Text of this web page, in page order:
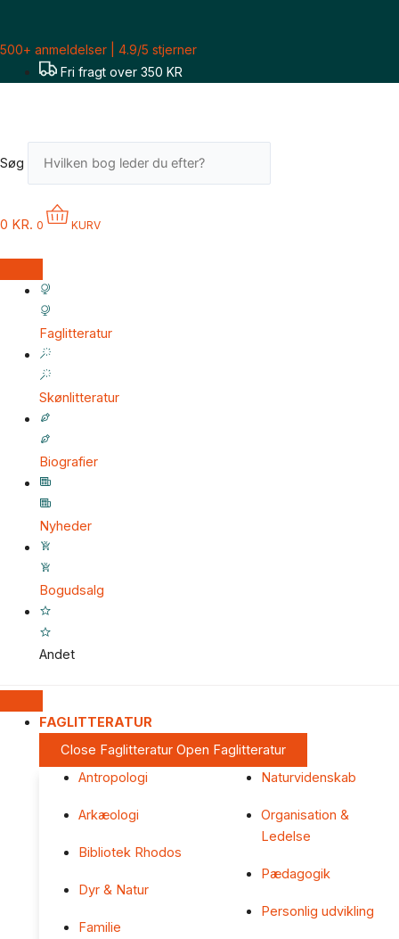
indholdet
500+ anmeldelser | 4.9/5 stjerner
Fri fragt over 350 KR
Søg
0 KR. 0 KURV
Faglitteratur
Skønlitteratur
Biografier
Nyheder
Bogudsalg
Andet
FAGLITTERATUR
Close Faglitteratur Open Faglitteratur
Antropologi
Arkæologi
Bibliotek Rhodos
Dyr & Natur
Familie
Naturvidenskab
Organisation &
Ledelse
Pædagogik
Personlig udvikling